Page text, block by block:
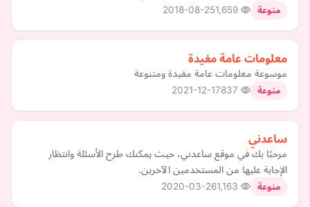
منوعة 2018-08-25
معلومات عامة مفيدة
موسوعة معلومات عامة مفيدة ومتنوعة
منوعة 2021-12-17
ساعدني
مرحبًا بك في موقع ساعدني، حيث يمكنك طرح الأسئلة وانتظار
الإجابة عليها من المستخدمين الآخرين.
منوعة 2020-03-26